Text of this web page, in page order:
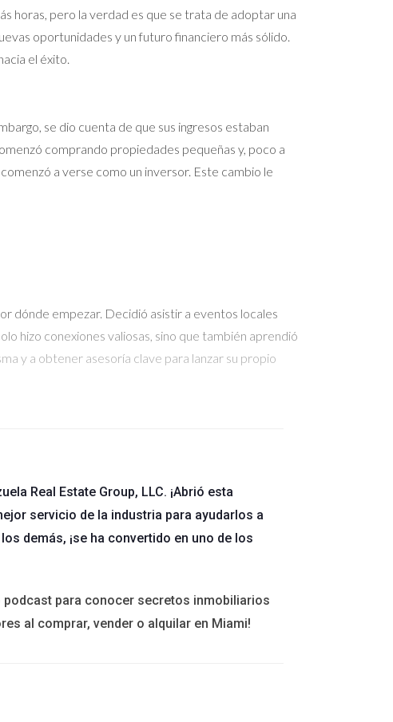
horas, pero la verdad es que se trata de adoptar una
oportunidades y un futuro financiero más sólido.
el éxito.
se dio cuenta de que sus ingresos estaban
comprando propiedades pequeñas y, poco a
a verse como un inversor. Este cambio le
dónde empezar. Decidió asistir a eventos locales
hizo conexiones valiosas, sino que también aprendió
y a obtener asesoría clave para lanzar su propio
invertir en bienes raíces. Después de asistir
a leer libros sobre el tema y se inscribió en
inmobiliario que antes le parecían demasiado
Real Estate Group, LLC. ¡Abrió esta
servicio de la industria para ayudarlos a
demás, ¡se ha convertido en uno de los
podcast para conocer secretos inmobiliarios
al comprar, vender o alquilar en Miami!